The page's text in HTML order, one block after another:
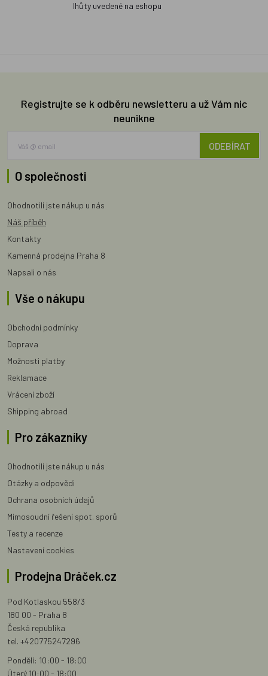
lhůty uvedené na eshopu
Registrujte se k odběru newsletteru a už Vám nic
neunikne
ODEBÍRAT
O společnosti
Ohodnotili jste nákup u nás
Náš příběh
Kontakty
Kamenná prodejna Praha 8
Napsali o nás
Vše o nákupu
Obchodní podmínky
Doprava
Možnosti platby
Reklamace
Vrácení zboží
Shipping abroad
Pro zákazníky
Ohodnotili jste nákup u nás
Otázky a odpovědi
Ochrana osobních údajů
Mimosoudní řešení spot. sporů
Testy a recenze
Nastavení cookies
Prodejna Dráček.cz
Pod Kotlaskou 558/3
180 00 - Praha 8
Česká republika
tel. +420775247296
Pondělí: 10:00 - 18:00
Úterý 10:00 - 18:00